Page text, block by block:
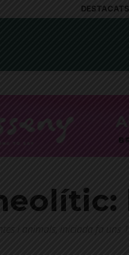
i animals, iniciada fa uns